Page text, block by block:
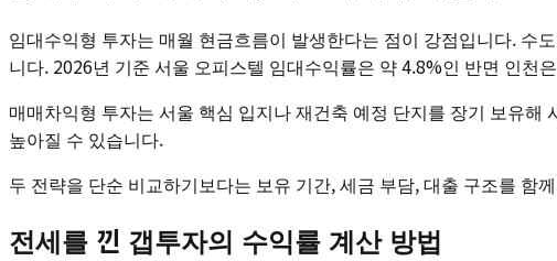
임대수익형 투자는 매월 현금흐름이 발생한다는 점이 강점입니다. 수
니다. 2026년 기준 서울 오피스텔 임대수익률은 약 4.8%인 반면 인천
매매차익형 투자는 서울 핵심 입지나 재건축 예정 단지를 장기 보유
높아질 수 있습니다.
두 전략을 단순 비교하기보다는 보유 기간, 세금 부담, 대출 구조를
전세를 낀 갭투자의 수익률 계산 방법